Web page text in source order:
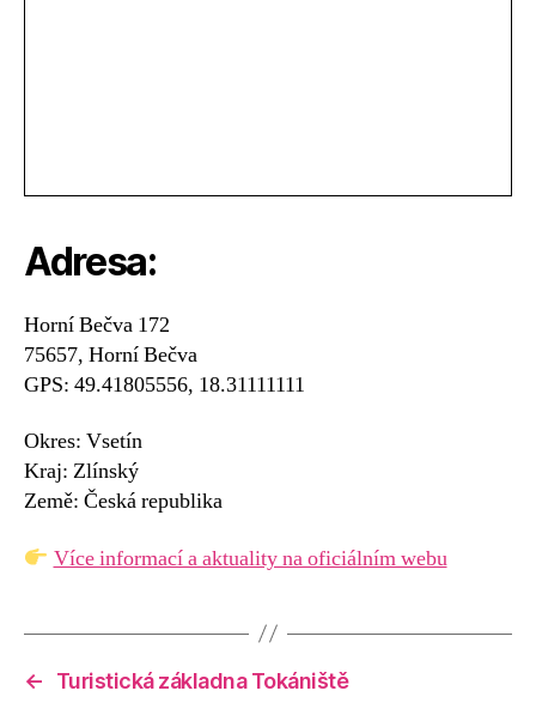
Adresa:
Horní Bečva 172
75657, Horní Bečva
GPS: 49.41805556, 18.31111111
Okres: Vsetín
Kraj: Zlínský
Země: Česká republika
Více informací a aktuality na oficiálním webu
←
Turistická základna Tokániště